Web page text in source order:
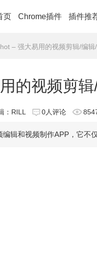
页 Chrome插件 插件推
– 强大易用的视频剪辑/编
的视频剪
：RILL 0人评论
辑和视频制作APP，它不